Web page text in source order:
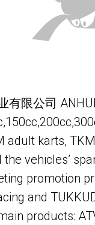
有限公司 ANHUI
adult karts,
vehicles’
promotion
and
products: